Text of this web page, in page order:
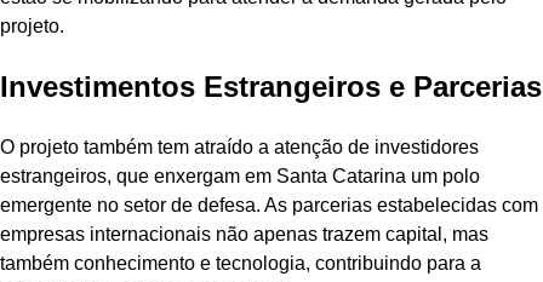
projeto.
Investimentos Estrangeiros e Parcerias
O projeto também tem atraído a atenção de investidores
estrangeiros, que enxergam em Santa Catarina um polo
emergente no setor de defesa. As parcerias estabelecidas com
empresas internacionais não apenas trazem capital, mas
também conhecimento e tecnologia, contribuindo para a